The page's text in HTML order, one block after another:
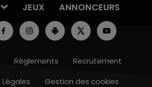
JEUX ANNONCEURS
Règlements
Recrutement
Gestion des cookies